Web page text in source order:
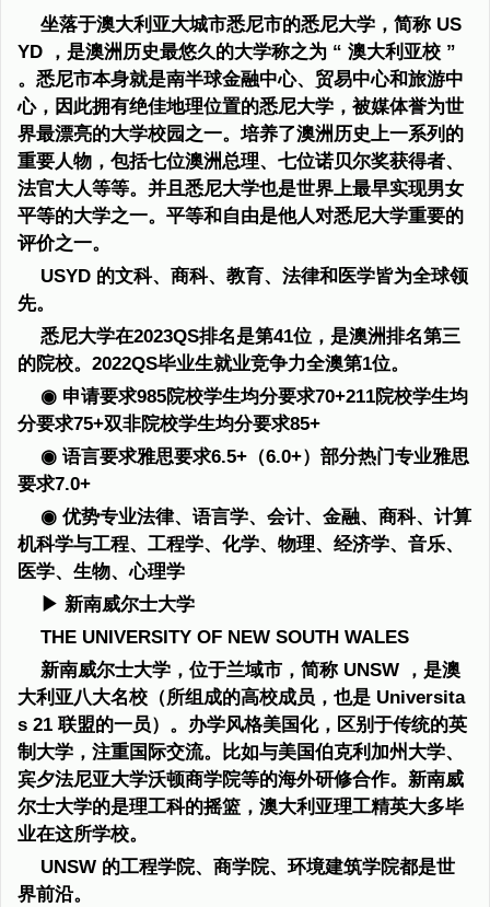
坐落于澳大利亚大城市悉尼市的悉尼大学，简称 US
YD ，是澳洲历史最悠久的大学称之为 “ 澳大利亚校 ”
。悉尼市本身就是南半球金融中心、贸易中心和旅游中
心，因此拥有绝佳地理位置的悉尼大学，被媒体誉为世
界最漂亮的大学校园之一。培养了澳洲历史上一系列的
重要人物，包括七位澳洲总理、七位诺贝尔奖获得者、
法官大人等等。并且悉尼大学也是世界上最早实现男女
平等的大学之一。平等和自由是他人对悉尼大学重要的
评价之一。
USYD 的文科、商科、教育、法律和医学皆为全球领
先。
悉尼大学在2023QS排名是第41位，是澳洲排名第三
的院校。2022QS毕业生就业竞争力全澳第1位。
◉ 申请要求985院校学生均分要求70+211院校学生均
分要求75+双非院校学生均分要求85+
◉ 语言要求雅思要求6.5+（6.0+）部分热门专业雅思
要求7.0+
◉ 优势专业法律、语言学、会计、金融、商科、计算
机科学与工程、工程学、化学、物理、经济学、音乐、
医学、生物、心理学
▶ 新南威尔士大学
THE UNIVERSITY OF NEW SOUTH WALES
新南威尔士大学，位于兰域市，简称 UNSW ，是澳
大利亚八大名校（所组成的高校成员，也是 Universita
s 21 联盟的一员）。办学风格美国化，区别于传统的英
制大学，注重国际交流。比如与美国伯克利加州大学、
宾夕法尼亚大学沃顿商学院等的海外研修合作。新南威
尔士大学的是理工科的摇篮，澳大利亚理工精英大多毕
业在这所学校。
UNSW 的工程学院、商学院、环境建筑学院都是世
界前沿。